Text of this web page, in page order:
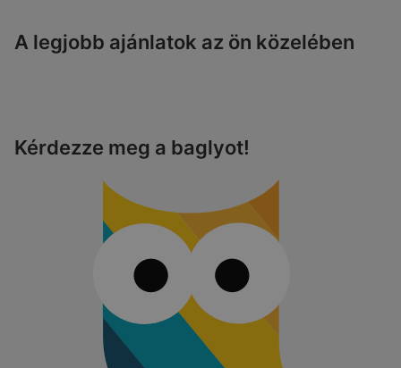
A legjobb ajánlatok az ön közelében
Kérdezze meg a baglyot!